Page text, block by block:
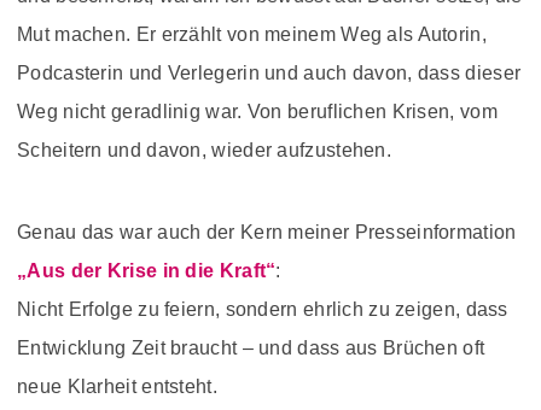
Mut machen. Er erzählt von meinem Weg als Autorin,
Podcasterin und Verlegerin und auch davon, dass dieser
Weg nicht geradlinig war. Von beruflichen Krisen, vom
Scheitern und davon, wieder aufzustehen.
Genau das war auch der Kern meiner Presseinformation
„Aus der Krise in die Kraft“:
Nicht Erfolge zu feiern, sondern ehrlich zu zeigen, dass
Entwicklung Zeit braucht – und dass aus Brüchen oft
neue Klarheit entsteht.